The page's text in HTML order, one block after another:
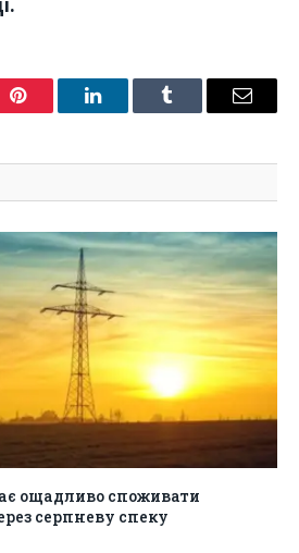
Pinterest LinkedInTumblr Email
ощадливо споживати
серпневу спеку